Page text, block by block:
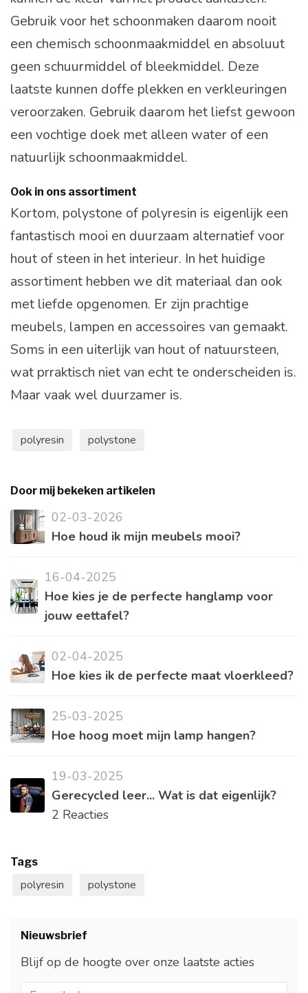
Gebruik voor het schoonmaken daarom nooit
een chemisch schoonmaakmiddel en absoluut
geen schuurmiddel of bleekmiddel. Deze
laatste kunnen doffe plekken en verkleuringen
veroorzaken. Gebruik daarom het liefst gewoon
een vochtige doek met alleen water of een
natuurlijk schoonmaakmiddel.
Ook in ons assortiment
Kortom, polystone of polyresin is eigenlijk een
fantastisch mooi en duurzaam alternatief voor
hout of steen in het interieur. In het huidige
assortiment hebben we dit materiaal dan ook
met liefde opgenomen. Er zijn prachtige
meubels, lampen en accessoires van gemaakt.
Soms in een uiterlijk van hout of natuursteen,
wat prraktisch niet van echt te onderscheiden is.
Maar vaak wel duurzamer is.
polyresin polystone
Door mij bekeken artikelen
02-03-2026
Hoe houd ik mijn meubels mooi?
16-04-2025
Hoe kies je de perfecte hanglamp voor
jouw eettafel?
02-04-2025
Hoe kies ik de perfecte maat vloerkleed?
25-03-2025
Hoe hoog moet mijn lamp hangen?
19-03-2025
Gerecycled leer... Wat is dat eigenlijk?
2 Reacties
Tags
polyresin polystone
Nieuwsbrief
Blijf op de hoogte over onze laatste acties